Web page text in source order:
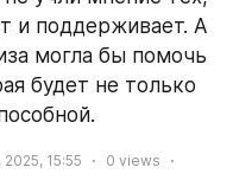
и поддерживает. А
могла бы помочь
будет не только
15:55 0 views